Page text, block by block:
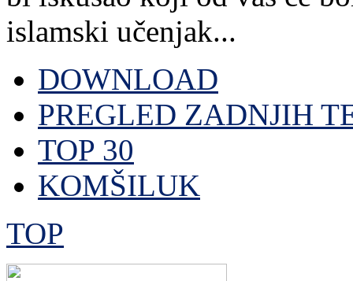
islamski učenjak...
DOWNLOAD
PREGLED ZADNJIH
TOP 30
KOMŠILUK
TOP